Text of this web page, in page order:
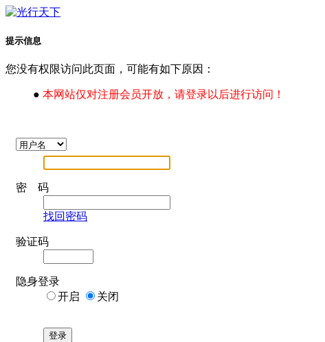
提示信息
您没有权限访问此页面，可能有如下原因：
● 本网站仅对注册会员开放，请登录以后进行访问！
密 码
找回密码
验证码
隐身登录
开启
关闭
登录